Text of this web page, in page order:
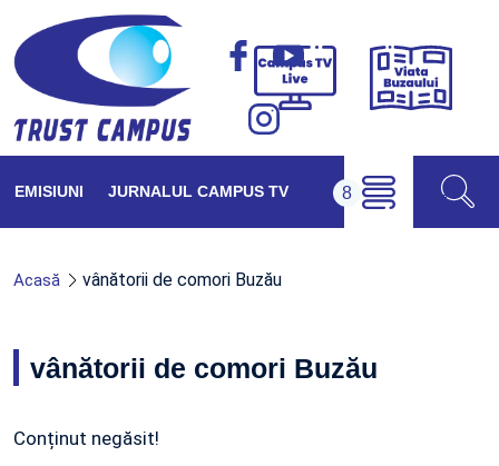
Campus
Viața
EMISIUNI JURNALUL CAMPUS TV
Acasă vânătorii de comori Buzău
vânătorii de comori Buzău
Conținut negăsit!